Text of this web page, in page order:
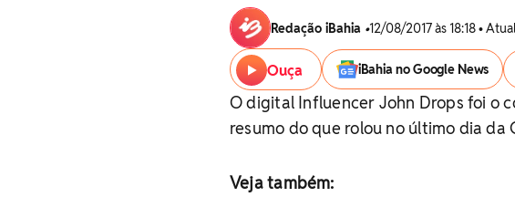
Redação iBahia •12/08/2017 às 18:18 •
Ouça iBahia no Google News
O digital Influencer John Drops foi o
resumo do que rolou no último dia da
Veja também: